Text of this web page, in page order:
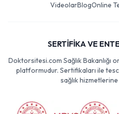
VideolarBlogOnline
SERTİFİKA VE
Doktorsitesi.com Sağlık Bakanlığı
platformudur. Sertifikaları ile
sağlık